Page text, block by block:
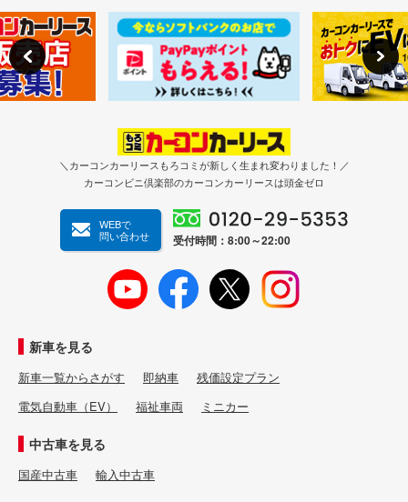
＼カーコンカーリースもろコミが新しく生まれ変わりました！／
カーコンビニ倶楽部のカーコンカーリースは頭金ゼロ
WEBで
問い合わせ
受付時間：8:00～22:00
新車を見る
新車一覧からさがす 即納車
残価設定プラン
電気自動車（EV）
福祉車両 ミニカー
中古車を見る
国産中古車 輸入中古車